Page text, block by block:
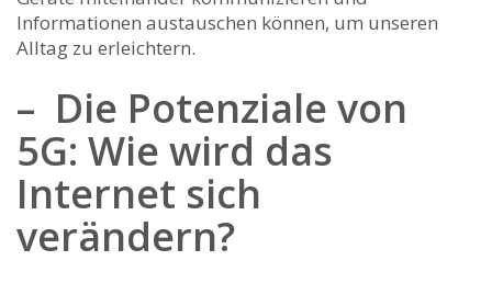
Informationen austauschen ‍können, um unseren
‍Alltag zu ⁣erleichtern.
– ⁢ Die Potenziale von
5G: Wie wird das‍
Internet sich
verändern?